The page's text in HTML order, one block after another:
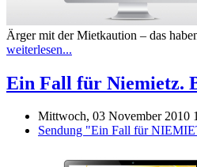
Ärger mit der Mietkaution – das
weiterlesen...
Ein Fall für Niemietz.
Mittwoch, 03 November 2010
Sendung "Ein Fall für